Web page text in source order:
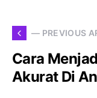
— PREVIOUS
Cara
Akurat Di